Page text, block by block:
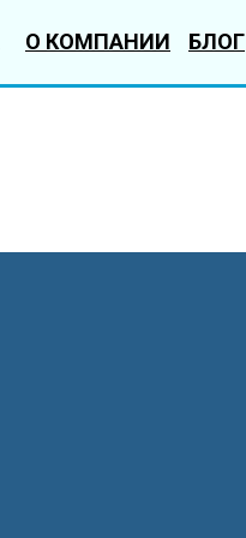
О КОМПАНИИ БЛОГ